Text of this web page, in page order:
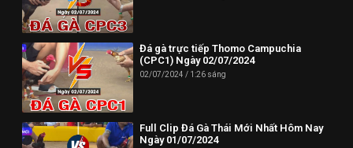
Đá gà trực tiếp Thomo Campuchia
(CPC1) Ngày 02/07/2024
02/07/2024 1:26 sáng
Full Clip Đá Gà Thái Mới Nhất Hôm Nay
Ngày 01/07/2024